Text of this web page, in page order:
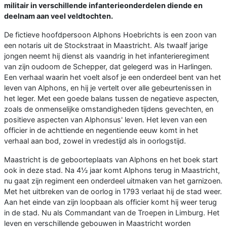
militair in verschillende infanterieonderdelen diende en
deelnam aan veel veldtochten.
De fictieve hoofdpersoon Alphons Hoebrichts is een zoon van
een notaris uit de Stockstraat in Maastricht. Als twaalf jarige
jongen neemt hij dienst als vaandrig in het infanterieregiment
van zijn oudoom de Schepper, dat gelegerd was in Harlingen.
Een verhaal waarin het voelt alsof je een onderdeel bent van het
leven van Alphons, en hij je vertelt over alle gebeurtenissen in
het leger. Met een goede balans tussen de negatieve aspecten,
zoals de onmenselijke omstandigheden tijdens gevechten, en
positieve aspecten van Alphonsus' leven. Het leven van een
officier in de achttiende en negentiende eeuw komt in het
verhaal aan bod, zowel in vredestijd als in oorlogstijd.
Maastricht is de geboorteplaats van Alphons en het boek start
ook in deze stad. Na 4½ jaar komt Alphons terug in Maastricht,
nu gaat zijn regiment een onderdeel uitmaken van het garnizoen.
Met het uitbreken van de oorlog in 1793 verlaat hij de stad weer.
Aan het einde van zijn loopbaan als officier komt hij weer terug
in de stad. Nu als Commandant van de Troepen in Limburg. Het
leven en verschillende gebouwen in Maastricht worden